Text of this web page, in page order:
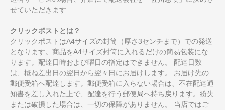
せていただきます
クリックポストとは？
クリックポストはA4サイズの封筒（厚さ3センチまで）での発送
となります。商品をA4サイズ封筒に入れるだけの簡易包装にな
ります。配達日時および曜日の指定はできません。 配達日数
は、概ね差出日の翌日から翌々日にお届けします。 お届け先の
郵便受箱へ配達します。郵便受箱に入らない場合は、不在配達通
知書を差し入れた上で、配達を行う郵便局へ持ち戻ります。紛失
または破損した場合は、一切の保障がありません。 当店ではご